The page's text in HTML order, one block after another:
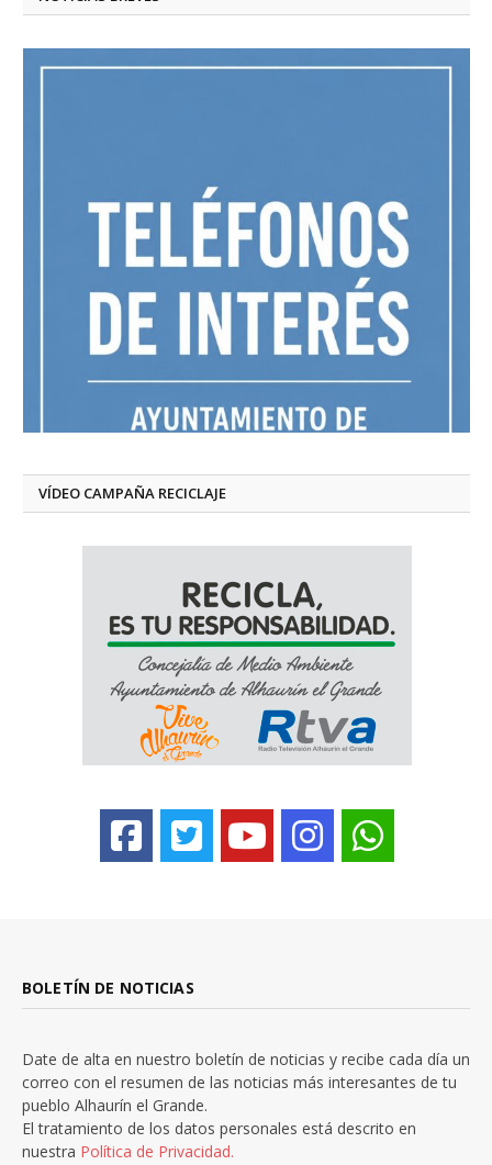
VÍDEO CAMPAÑA RECICLAJE
BOLETÍN DE NOTICIAS
Date de alta en nuestro boletín de noticias y recibe cada día un
correo con el resumen de las noticias más interesantes de tu
pueblo Alhaurín el Grande.
El tratamiento de los datos personales está descrito en
nuestra Política de Privacidad.